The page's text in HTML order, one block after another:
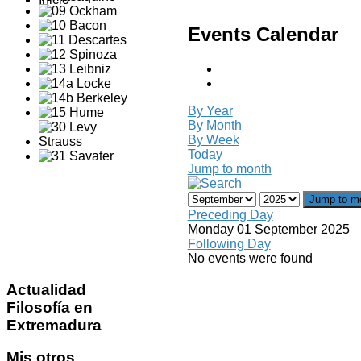
Events Calendar
By Year
By Month
By Week
Today
Jump to month
Jump to
Preceding Day
Monday 01 September 2025
Following Day
No events were found
Actualidad
Filosofía en
Extremadura
Mis otros